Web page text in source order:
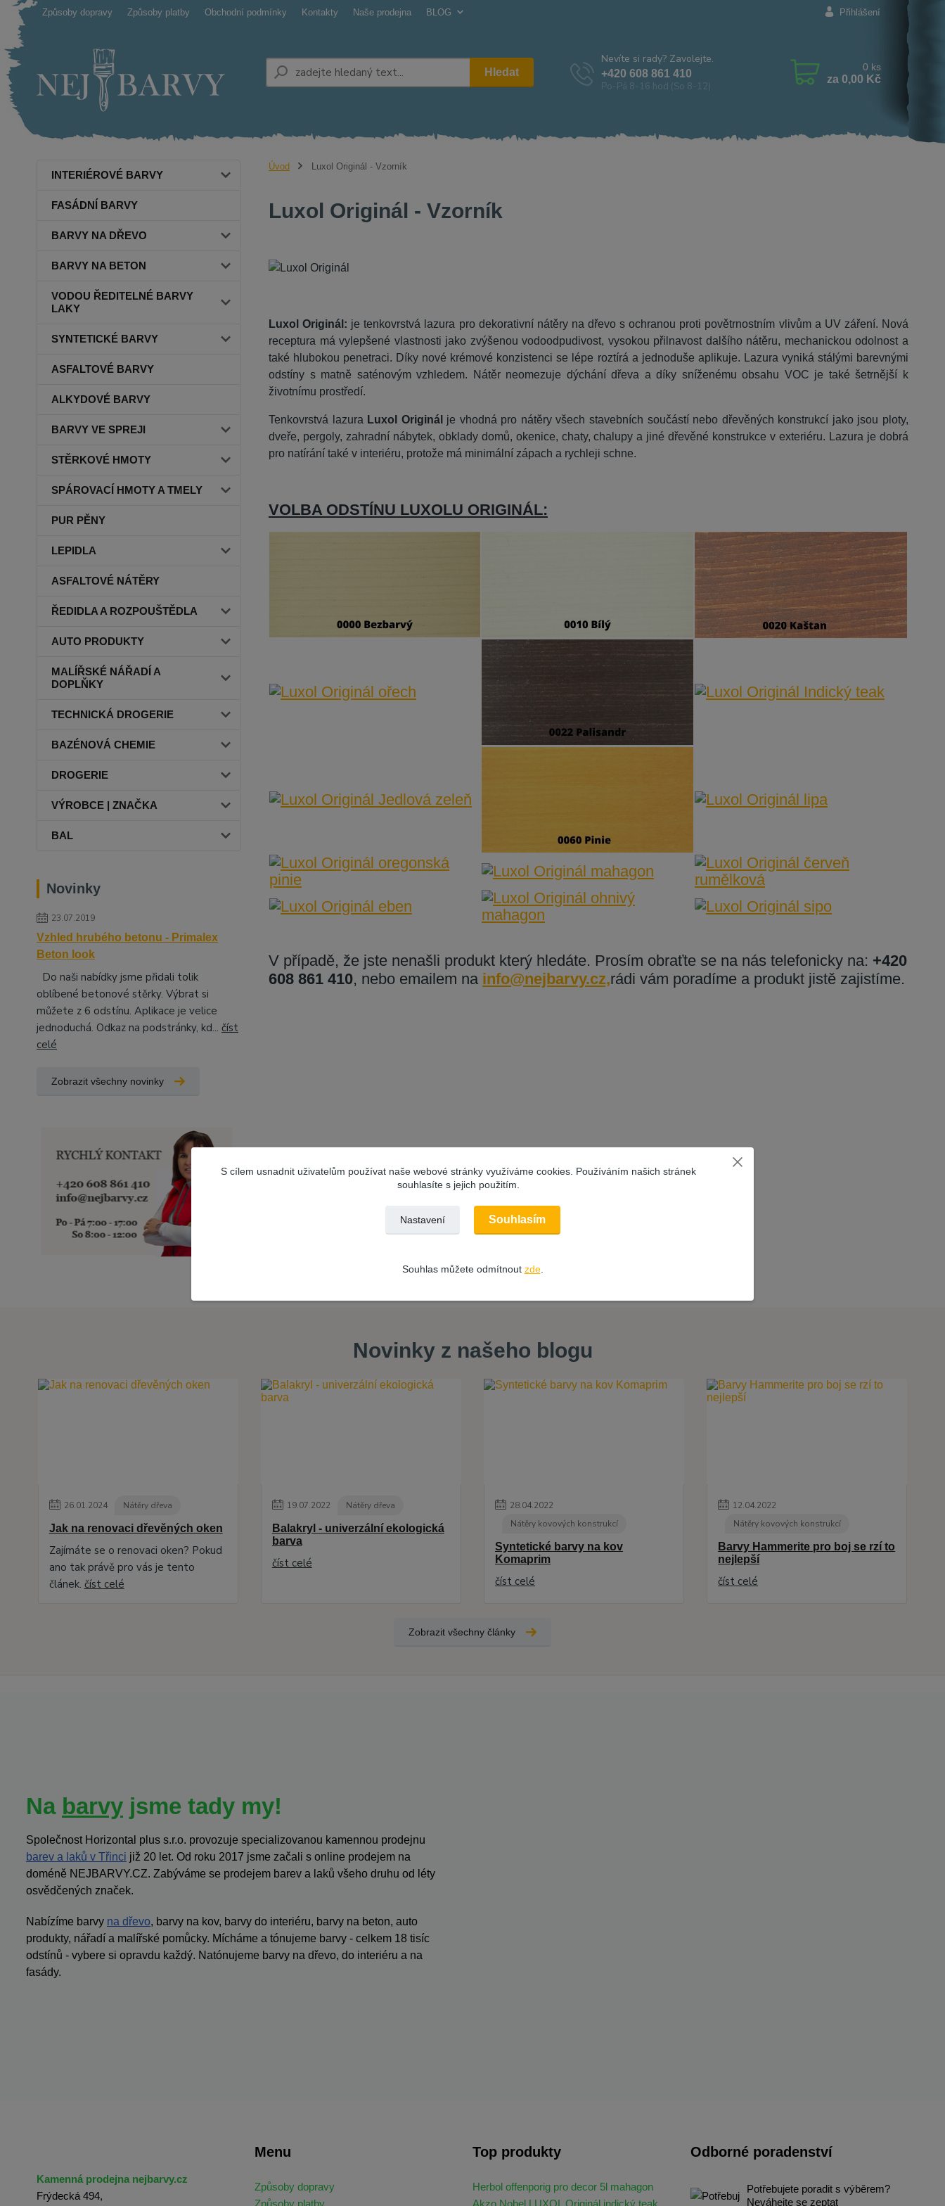
Způsoby dopravy Způsoby platby Obchodní podmínky Kontakty Naše prodejna BLOG Přihlášení
Hledat
Nevíte si rady? Zavolejte.
+420 608 861 410
Po-Pá 8-16 hod (So 8-12)
0 ks
za 0,00 Kč
INTERIÉROVÉ BARVY
FASÁDNÍ BARVY
BARVY NA DŘEVO
BARVY NA BETON
VODOU ŘEDITELNÉ BARVY
LAKY
SYNTETICKÉ BARVY
ASFALTOVÉ BARVY
ALKYDOVÉ BARVY
BARVY VE SPREJI
STĚRKOVÉ HMOTY
SPÁROVACÍ HMOTY A TMELY
PUR PĚNY
LEPIDLA
ASFALTOVÉ NÁTĚRY
ŘEDIDLA A ROZPOUŠTĚDLA
AUTO PRODUKTY
MALÍŘSKÉ NÁŘADÍ A
DOPLŇKY
TECHNICKÁ DROGERIE
BAZÉNOVÁ CHEMIE
DROGERIE
VÝROBCE | ZNAČKA
BAL
Novinky
23.07.2019
Vzhled hrubého betonu - Primalex
Beton look
Do naši nabídky jsme přidali tolik
oblíbené betonové stěrky. Výbrat si
můžete z 6 odstínu. Aplikace je velice
jednoduchá. Odkaz na podstránky, kd... číst
celé
Zobrazit všechny novinky
Úvod Luxol Originál - Vzorník
Luxol Originál - Vzorník
Luxol Originál: je tenkovrstvá lazura pro dekorativní nátěry na dřevo s ochranou proti povětrnostním vlivům a UV záření. Nová
receptura má vylepšené vlastnosti jako zvýšenou vodoodpudivost, vysokou přilnavost dalšího nátěru, mechanickou odolnost a
také hlubokou penetraci. Díky nové krémové konzistenci se lépe roztírá a jednoduše aplikuje. Lazura vyniká stálými barevnými
odstíny s matně saténovým vzhledem. Nátěr neomezuje dýchání dřeva a díky sníženému obsahu VOC je také šetrnější k
životnímu prostředí.
Tenkovrstvá lazura Luxol Originál je vhodná pro nátěry všech stavebních součástí nebo dřevěných konstrukcí jako jsou ploty,
dveře, pergoly, zahradní nábytek, obklady domů, okenice, chaty, chalupy a jiné dřevěné konstrukce v exteriéru. Lazura je dobrá
pro natírání také v interiéru, protože má minimální zápach a rychleji schne.
VOLBA ODSTÍNU LUXOLU ORIGINÁL:
V případě, že jste nenašli produkt který hledáte. Prosím obraťte se na nás telefonicky na: +420
608 861 410, nebo emailem na info@nejbarvy.cz,rádi vám poradíme a produkt jistě zajistíme.
Novinky z našeho blogu
26.01.2024 Nátěry dřeva
Jak na renovaci dřevěných oken
Zajímáte se o renovaci oken? Pokud
ano tak právě pro vás je tento
článek. číst celé
19.07.2022 Nátěry dřeva
Balakryl - univerzální ekologická
barva
číst celé
28.04.2022
Nátěry kovových konstrukcí
Syntetické barvy na kov
Komaprim
číst celé
12.04.2022
Nátěry kovových konstrukcí
Barvy Hammerite pro boj se rzí to
nejlepší
číst celé
Zobrazit všechny články
Na barvy jsme tady my!
Společnost Horizontal plus s.r.o. provozuje specializovanou kamennou prodejnu
barev a laků v Třinci již 20 let. Od roku 2017 jsme začali s online prodejem na
doméně NEJBARVY.CZ. Zabýváme se prodejem barev a laků všeho druhu od léty
osvědčených značek.
Nabízíme barvy na dřevo, barvy na kov, barvy do interiéru, barvy na beton, auto
produkty, nářadí a malířské pomůcky. Mícháme a tónujeme barvy - celkem 18 tisíc
odstínů - vybere si opravdu každý. Natónujeme barvy na dřevo, do interiéru a na
fasády.
Kamenná prodejna nejbarvy.cz
Frýdecká 494,
Menu
Způsoby dopravy
Způsoby platby
Top produkty
Herbol offenporig pro decor 5l mahagon
Akzo Nobel LUXOL Originál indický teak
Odborné poradenství
Potřebujete poradit s výběrem?
Neváhejte se zeptat
S cílem usnadnit uživatelům používat naše webové stránky využíváme cookies. Používáním našich stránek
souhlasíte s jejich použitím.
Nastavení Souhlasím
Souhlas můžete odmítnout zde.